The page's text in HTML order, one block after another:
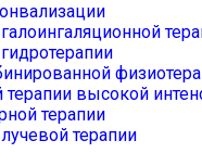
высокой
терапии
терапии